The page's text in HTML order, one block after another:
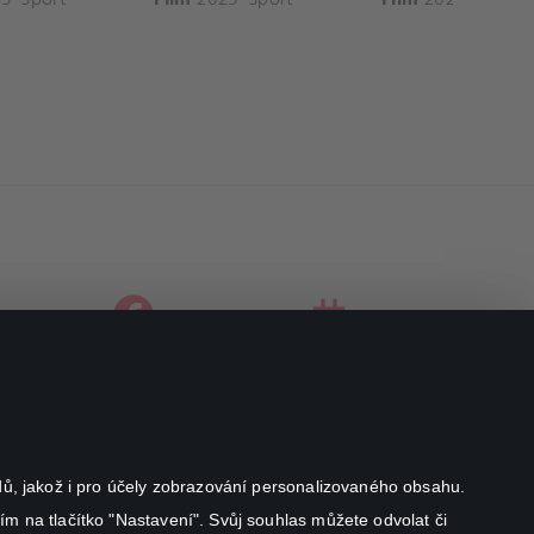
jakož i pro účely zobrazování personalizovaného obsahu.
na tlačítko "Nastavení". Svůj souhlas můžete odvolat či
facebookinstagram